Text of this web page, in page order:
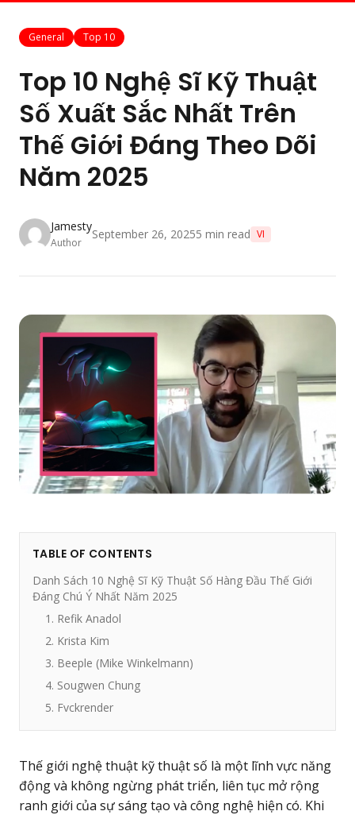
General Top 10
Top 10 Nghệ Sĩ Kỹ Thuật
Số Xuất Sắc Nhất Trên
Thế Giới Đáng Theo Dõi
Năm 2025
Jamesty
Author
September 26, 20255 min read VI
TABLE OF CONTENTS
Danh Sách 10 Nghệ Sĩ Kỹ Thuật Số Hàng Đầu Thế Giới
Đáng Chú Ý Nhất Năm 2025
1. Refik Anadol
2. Krista Kim
3. Beeple (Mike Winkelmann)
4. Sougwen Chung
5. Fvckrender
Thế giới nghệ thuật kỹ thuật số là một lĩnh vực năng
động và không ngừng phát triển, liên tục mở rộng
ranh giới của sự sáng tạo và công nghệ hiện có. Khi